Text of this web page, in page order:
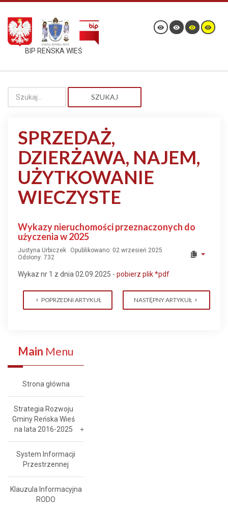
BIP REŃSKA WIEŚ
SZUKAJ
SPRZEDAŻ,
DZIERŻAWA, NAJEM,
UŻYTKOWANIE
WIECZYSTE
Wykazy nieruchomości przeznaczonych do
użyczenia w 2025
Justyna Urbiczek
Opublikowano: 02 wrzesień 2025
Odsłony: 732
Wykaz nr 1 z dnia 02.09.2025 - pobierz plik*pdf
POPRZEDNI ARTYKUŁ NASTĘPNY ARTYKUŁ
Main Menu
Strona główna
Strategia Rozwoju
Gminy Reńska Wieś
na lata 2016-2025
System Informacji
Przestrzennej
Klauzula Informacyjna
RODO